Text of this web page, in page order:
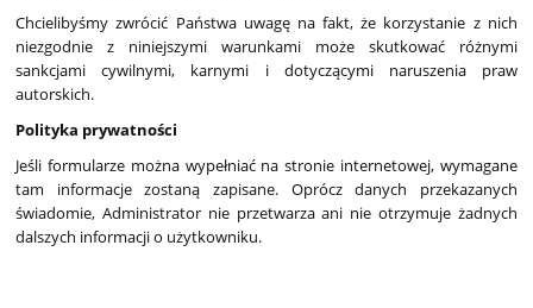
Chcielibyśmy zwrócić Państwa uwagę na fakt, że korzystanie z nich
niezgodnie z niniejszymi warunkami może skutkować różnymi
sankcjami cywilnymi, karnymi i dotyczącymi naruszenia praw
autorskich.
Polityka prywatności
Jeśli formularze można wypełniać na stronie internetowej, wymagane
tam informacje zostaną zapisane. Oprócz danych przekazanych
świadomie, Administrator nie przetwarza ani nie otrzymuje żadnych
dalszych informacji o użytkowniku.